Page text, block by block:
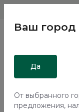
Главная
Ваш город
Да
От выбранного
предложения,